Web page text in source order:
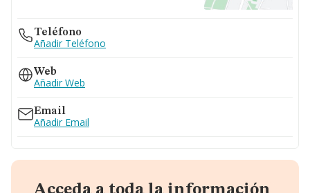
Teléfono
Añadir Teléfono
Web
Añadir Web
Email
Añadir Email